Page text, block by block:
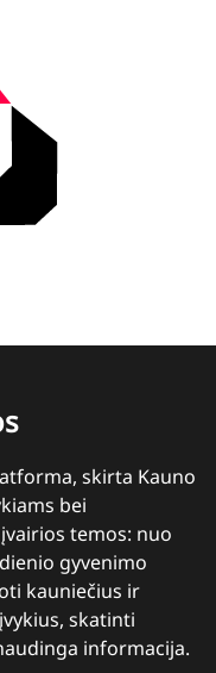
skirta Kauno
bei
temos: nuo
gyvenimo
kauniečius ir
skatinti
informacija.